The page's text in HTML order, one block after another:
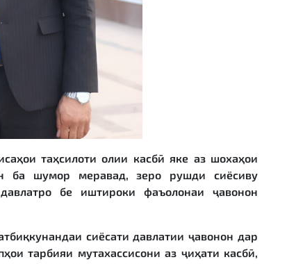
таҳсилоти олии касбӣ яке аз шохаҳои
ба шумор меравад, зеро рушди сиёсиву
бе иштироки фаъолонаи ҷавонон
сиёсати давлатии ҷавонон дар
тарбияи мутахассисони аз ҷиҳати касбӣ,